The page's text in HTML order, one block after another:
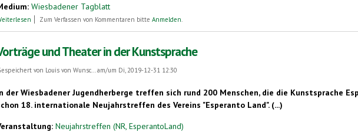
Wiesbadener Tagblatt
über 200 beim Internationalen Esperanto-Neujahrstreffen in Wiesbaden
Zum Verfassen von Kommentaren bitte Anmelden.
und Theater in der Kunstsprache
von Louis von Wunsc...am/um Di, 2019-12-31 12:30
der Wiesbadener Jugendherberge treffen sich rund 200 Menschen, die die Kunstsprache
18. internationale Neujahrstreffen des Vereins "Esperanto Land". (...)
Neujahrstreffen (NR, EsperantoLand)